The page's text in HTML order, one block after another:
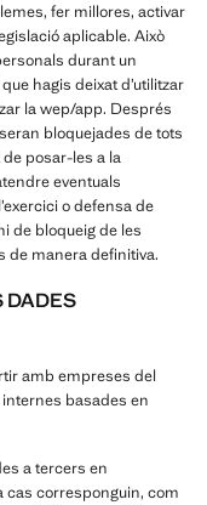
fer millores, activar
aplicable. Això
durant un
hagis deixat d’utilitzar
la wep/app. Després
bloquejades de tots
posar-les a la
eventuals
o defensa de
de bloqueig de les
de manera definitiva.
DADES
amb empreses del
basades en
a tercers en
cas corresponguin, com